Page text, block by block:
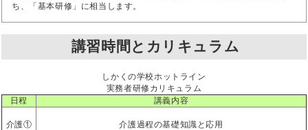
ち、「基本研修」に相当します。
講習時間とカリキュラム
しかくの学校ホットライン
実務者研修カリキュラム
日程
講義内容
介護① 介護過程の基礎知識と応用